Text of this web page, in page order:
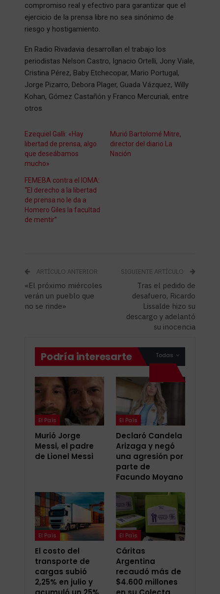
compromiso real y efectivo para garantizar que el
ejercicio de la prensa libre no sea sinónimo de
riesgo y hostigamiento.
En Radio Rivadavia desarrollan el trabajo los
periodistas Nelson Castro, Ignacio Ortelli, Jony Viale,
Cristina Pérez, Baby Etchecopar, Mario Portugal,
Jorge Pizarro, Debora Plager, Guada Vázquez, Willy
Kohan, Gómez Castañón y Franco Mercuriali, entre
otros
Ezequiel Galli: «Hay
libertad de prensa, algo
que deseábamos
mucho»
Murió Bartolomé Mitre,
director del diario La
Nación
FEMEBA contra el IOMA:
“El derecho a la libertad
de prensa no le da a
Homero Giles la facultad
de mentir”
ARTÍCULO ANTERIOR
«El próximo miércoles
verán un pueblo que
no se rinde»
SIGUIENTE ARTÍCULO
Tras el pedido de
desafuero, Ricardo
Lissalde hizo su
descargo y adelantó
su inocencia
Todas
Podría interesarte
El País
Murió Jorge
Messi, el padre
de Lionel Messi
El País
Declaró Candela
Arizaga y negó
una agresión por
parte de
Facundo Moyano
El País
El costo del
transporte de
cargas subió
2,25% en julio y
El País
Cáritas
Argentina
recaudó más de
$4.600 millones